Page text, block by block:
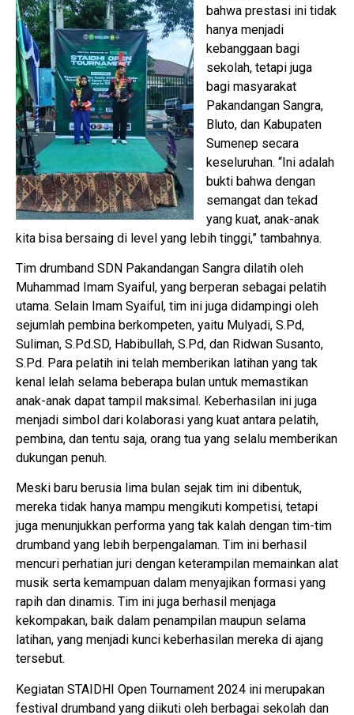
bahwa prestasi ini tidak
hanya menjadi
kebanggaan bagi
sekolah, tetapi juga
bagi masyarakat
Pakandangan Sangra,
Bluto, dan Kabupaten
Sumenep secara
keseluruhan. “Ini adalah
bukti bahwa dengan
semangat dan tekad
yang kuat, anak-anak
kita bisa bersaing di level yang lebih tinggi,” tambahnya.
Tim drumband SDN Pakandangan Sangra dilatih oleh
Muhammad Imam Syaiful, yang berperan sebagai pelatih
utama. Selain Imam Syaiful, tim ini juga didampingi oleh
sejumlah pembina berkompeten, yaitu Mulyadi, S.Pd,
Suliman, S.Pd.SD, Habibullah, S.Pd, dan Ridwan Susanto,
S.Pd. Para pelatih ini telah memberikan latihan yang tak
kenal lelah selama beberapa bulan untuk memastikan
anak-anak dapat tampil maksimal. Keberhasilan ini juga
menjadi simbol dari kolaborasi yang kuat antara pelatih,
pembina, dan tentu saja, orang tua yang selalu memberikan
dukungan penuh.
Meski baru berusia lima bulan sejak tim ini dibentuk,
mereka tidak hanya mampu mengikuti kompetisi, tetapi
juga menunjukkan performa yang tak kalah dengan tim-tim
drumband yang lebih berpengalaman. Tim ini berhasil
mencuri perhatian juri dengan keterampilan memainkan alat
musik serta kemampuan dalam menyajikan formasi yang
rapih dan dinamis. Tim ini juga berhasil menjaga
kekompakan, baik dalam penampilan maupun selama
latihan, yang menjadi kunci keberhasilan mereka di ajang
tersebut.
Kegiatan STAIDHI Open Tournament 2024 ini merupakan
festival drumband yang diikuti oleh berbagai sekolah dan